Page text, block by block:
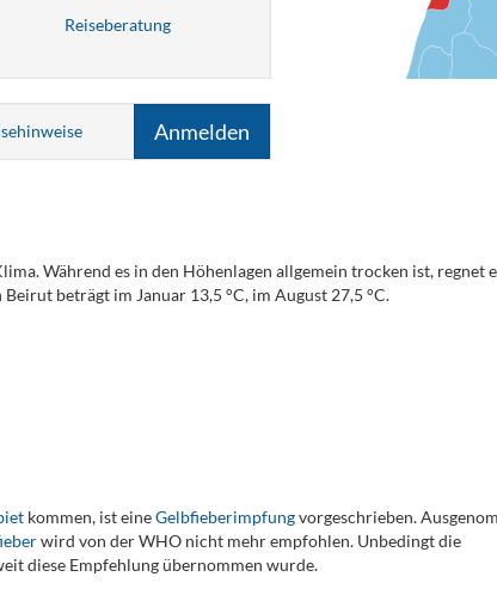
Reiseberatung
Anmelden
Während es in den Höhenlagen allgemein trocken ist, regnet
beträgt im Januar 13,5 °C, im August 27,5 °C.
kommen, ist eineGelbfieberimpfungvorgeschrieben.
wird von der WHO nicht mehr empfohlen. Unbedingt die
diese Empfehlung übernommen wurde.